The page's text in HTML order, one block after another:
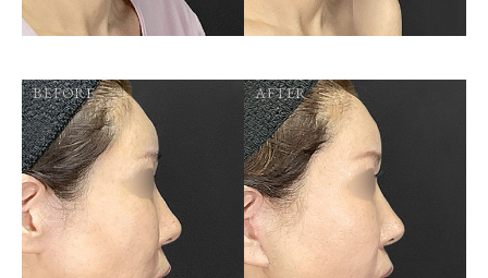
BEFORE AFTER